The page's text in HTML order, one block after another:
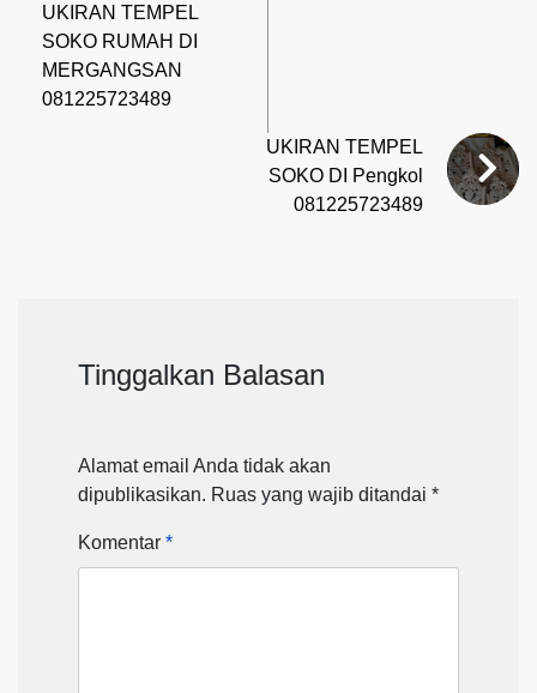
UKIRAN TEMPEL
SOKO RUMAH DI
MERGANGSAN
081225723489
UKIRAN TEMPEL
SOKO DI Pengkol
081225723489
Tinggalkan Balasan
Alamat email Anda tidak akan
dipublikasikan. Ruas yang wajib ditandai *
Komentar *